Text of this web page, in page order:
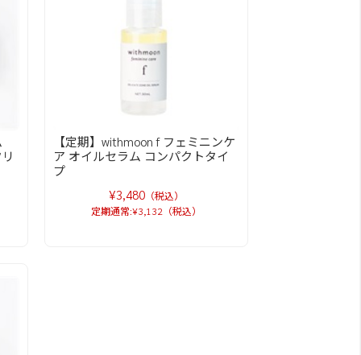
【定期】withmoon f フェミニンケ
ア オイルセラム コンパクトタイ
プ
¥3,480 （税込）
定期通常:¥3,132（税込）